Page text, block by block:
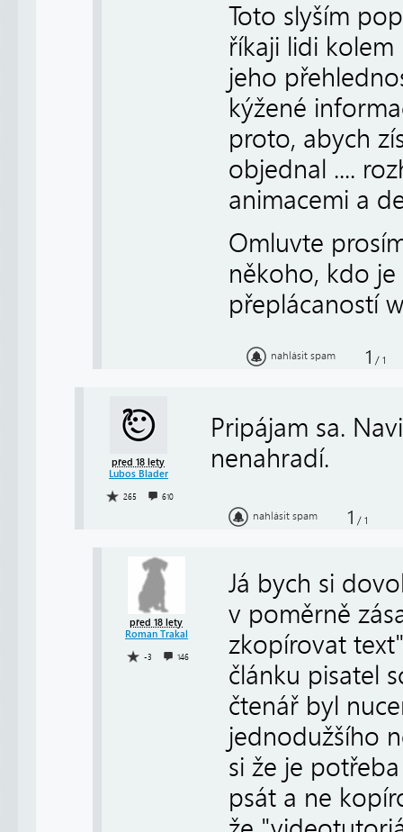
Toto slyším
říkaji lidi
jeho
kýžené
proto, abych
objednal ....
animacemi a
Omluvte
někoho, kdo
přeplácaností
nahlásit spam 1 / 1
před 18 lety
Lubos Blader
265 610
Pripájam sa.
nenahradí.
nahlásit spam 1 / 1
před 18 lety
Roman Trakal
-3 146
Já bych si
v poměrně
zkopírovat
článku pisatel
čtenář byl
jednodužšího
si že je
psát a ne